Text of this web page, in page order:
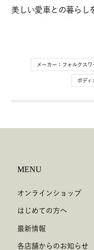
美しい愛車との暮らし
メーカー： フォルクスワ
ボディ
MENU
オンラインショップ
はじめての方へ
最新情報
各店舗からのお知らせ